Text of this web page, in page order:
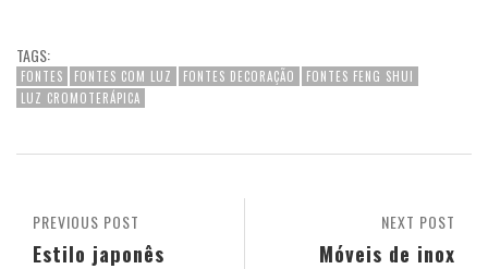
TAGS:
FONTES FONTES COM LUZ FONTES DECORAÇÃO
FONTES FENG SHUI
LUZ CROMOTERÁPICA
NEXT POST
Móveis de inox
PREVIOUS POST
Estilo japonês